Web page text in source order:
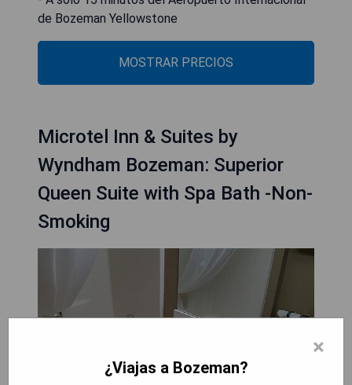
de Bozeman Yellowstone
MOSTRAR PRECIOS
Microtel Inn & Suites by
Wyndham Bozeman: Superior
Queen Suite with Spa Bath -Non-
Smoking
×
¿Viajas a Bozeman?